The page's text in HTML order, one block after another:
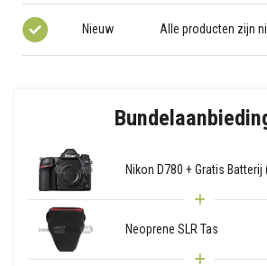
Nieuw Alle producten zijn
Nikon D780 + Gratis
Neoprene SLR Tas